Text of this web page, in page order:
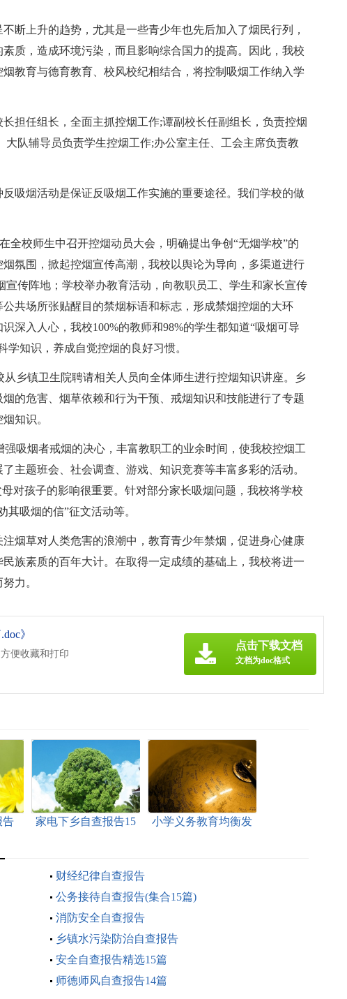
断上升的趋势，尤其是一些青少年也先后加入了烟民行列，
质，造成环境污染，而且影响综合国力的提高。因此，我校
教育与德育教育、校风校纪相结合，将控制吸烟工作纳入学
担任组长，全面主抓控烟工作;谭副校长任副组长，负责控烟
队辅导员负责学生控烟工作;办公室主任、工会主席负责教
吸烟活动是保证反吸烟工作实施的重要途径。我们学校的做
全校师生中召开控烟动员大会，明确提出争创“无烟学校”的
氛围，掀起控烟宣传高潮，我校以舆论为导向，多渠道进行
传阵地；学校举办教育活动，向教职员工、学生和家长宣传
共场所张贴醒目的禁烟标语和标志，形成禁烟控烟的大环
深入人心，我校100%的教师和98%的学生都知道“吸烟可导
知识，养成自觉控烟的良好习惯。
乡镇卫生院聘请相关人员向全体师生进行控烟知识讲座。乡
的危害、烟草依赖和行为干预、戒烟知识和技能进行了专题
知识。
吸烟者戒烟的决心，丰富教职工的业余时间，使我校控烟工
主题班会、社会调查、游戏、知识竞赛等丰富多彩的活动。
对孩子的影响很重要。针对部分家长吸烟问题，我校将学校
吸烟的信”征文活动等。
烟草对人类危害的浪潮中，教育青少年禁烟，促进身心健康
族素质的百年大计。在取得一定成绩的基础上，我校将进一
力。
》
便收藏和打印
点击下载文档
文档为doc格式
告
家电下乡自查报告15
小学义务教育均衡发
财经纪律自查报告
公务接待自查报告(集合15篇)
消防安全自查报告
乡镇水污染防治自查报告
安全自查报告精选15篇
师德师风自查报告14篇